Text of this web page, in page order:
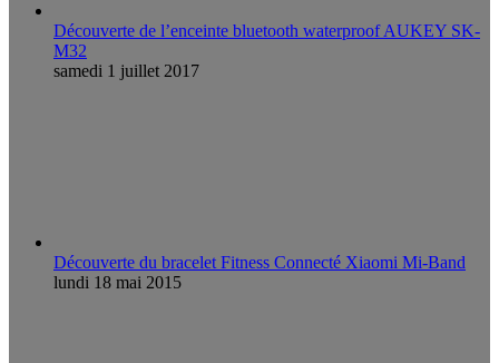
Découverte de l’enceinte bluetooth waterproof AUKEY SK-
M32
samedi 1 juillet 2017
Découverte du bracelet Fitness Connecté Xiaomi Mi-Band
lundi 18 mai 2015